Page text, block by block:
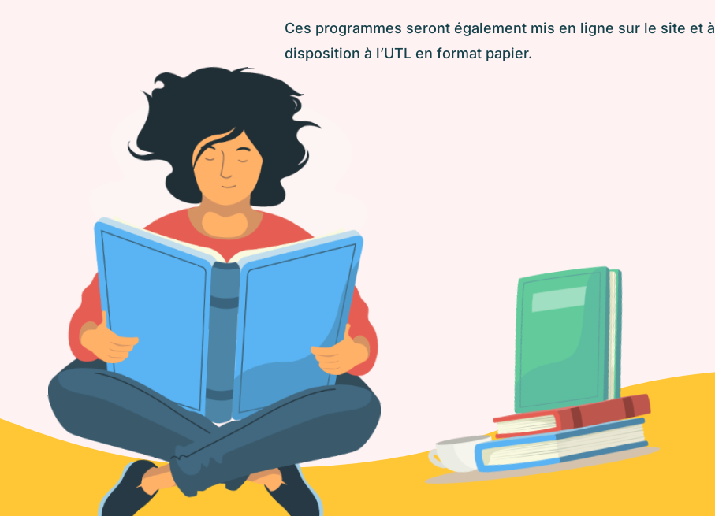
Ces programmes seront également mis en ligne sur le site et à
disposition à l’UTL en format papier.